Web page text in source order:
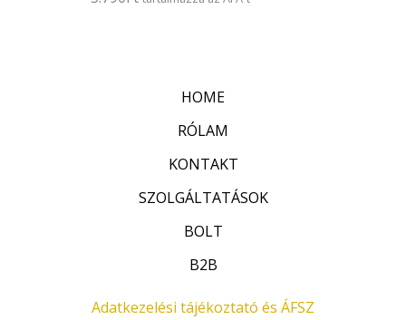
HOME
RÓLAM
KONTAKT
SZOLGÁLTATÁSOK
BOLT
B2B
Adatkezelési tájékoztató és ÁFSZ